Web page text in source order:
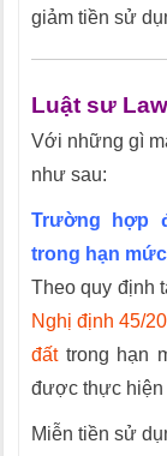
giảm tiền sử
Luật sư
Với những gì
như sau:
Trường hợp
trong hạn
Theo quy định
Nghị định 45/
đấttrong hạn
được thực
Miễn tiền sử